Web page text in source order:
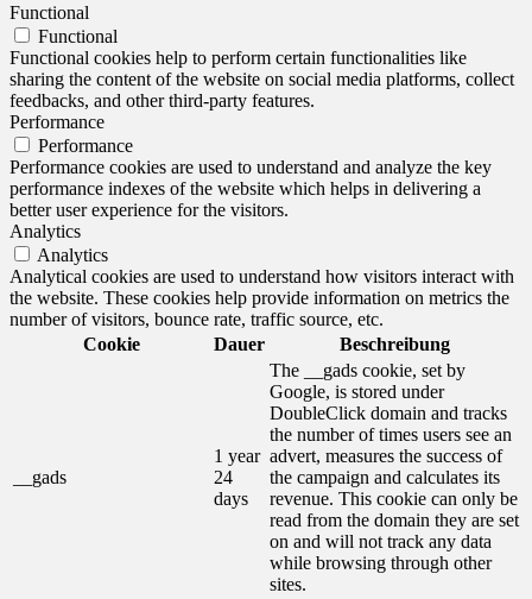
Functional
Functional
Functional cookies help to perform certain functionalities like
sharing the content of the website on social media platforms, collect
feedbacks, and other third-party features.
Performance
Performance
Performance cookies are used to understand and analyze the key
performance indexes of the website which helps in delivering a
better user experience for the visitors.
Analytics
Analytics
Analytical cookies are used to understand how visitors interact with
the website. These cookies help provide information on metrics the
number of visitors, bounce rate, traffic source, etc.
Cookie
Dauer Beschreibung
__gads
1 year
24
days
The __gads cookie, set by
Google, is stored under
DoubleClick domain and tracks
the number of times users see an
advert, measures the success of
the campaign and calculates its
revenue. This cookie can only be
read from the domain they are set
on and will not track any data
while browsing through other
sites.